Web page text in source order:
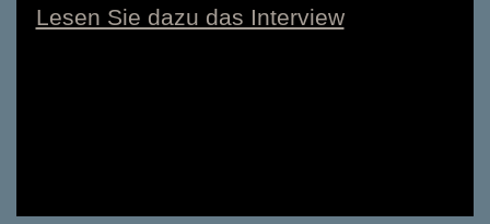
Lesen Sie dazu das Interview